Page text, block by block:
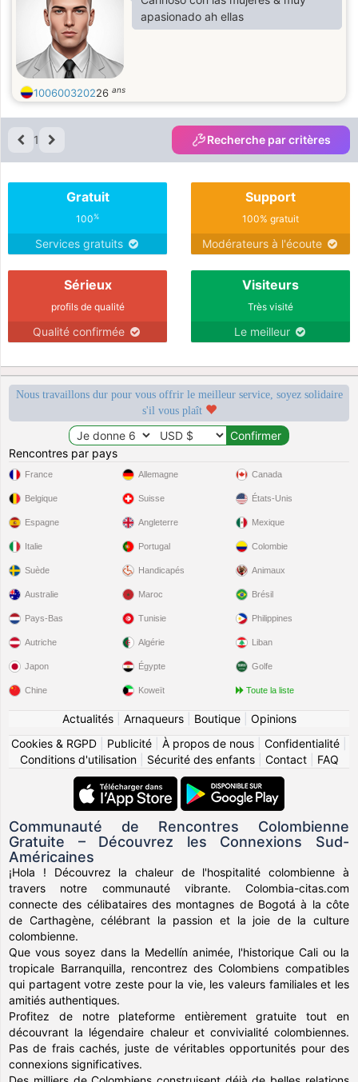
apasionado ah ellas
100600320226 ans
1 Recherche par critères
Gratuit
100%
Services gratuits
Support
100% gratuit
Modérateurs à l'écoute
Sérieux
profils de qualité
Qualité confirmée
Visiteurs
Très visité
Le meilleur
Nous travaillons dur pour vous offrir le meilleur service, soyez solidaire
s'il vous plaît
Rencontres par pays
France
Belgique
Espagne
Italie
Suède
Allemagne
Suisse
Angleterre
Portugal
Handicapés
Canada
États-Unis
Mexique
Colombie
Animaux
Australie
Pays-Bas
Autriche
Japon
Chine
Maroc
Tunisie
Algérie
Égypte
Koweït
Brésil
Philippines
Liban
Golfe
Toute la liste
Actualités| Arnaqueurs| Boutique| Opinions
Cookies & RGPD
Publicité À propos de nous Confidentialité
Conditions d'utilisation| Sécurité des enfants| Contact| FAQ
Communauté de Rencontres Colombienne
Gratuite – Découvrez les Connexions Sud-
Américaines
¡Hola ! Découvrez la chaleur de l'hospitalité colombienne à
travers notre communauté vibrante. Colombia-citas.com
connecte des célibataires des montagnes de Bogotá à la côte
de Carthagène, célébrant la passion et la joie de la culture
colombienne.
Que vous soyez dans la Medellín animée, l'historique Cali ou la
tropicale Barranquilla, rencontrez des Colombiens compatibles
qui partagent votre zeste pour la vie, les valeurs familiales et les
amitiés authentiques.
Profitez de notre plateforme entièrement gratuite tout en
découvrant la légendaire chaleur et convivialité colombiennes.
Pas de frais cachés, juste de véritables opportunités pour des
connexions significatives.